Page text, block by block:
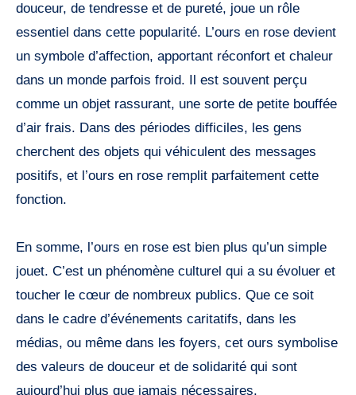
douceur, de tendresse et de pureté, joue un rôle
essentiel dans cette popularité. L’ours en rose devient
un symbole d’affection, apportant réconfort et chaleur
dans un monde parfois froid. Il est souvent perçu
comme un objet rassurant, une sorte de petite bouffée
d’air frais. Dans des périodes difficiles, les gens
cherchent des objets qui véhiculent des messages
positifs, et l’ours en rose remplit parfaitement cette
fonction.
En somme, l’ours en rose est bien plus qu’un simple
jouet. C’est un phénomène culturel qui a su évoluer et
toucher le cœur de nombreux publics. Que ce soit
dans le cadre d’événements caritatifs, dans les
médias, ou même dans les foyers, cet ours symbolise
des valeurs de douceur et de solidarité qui sont
aujourd’hui plus que jamais nécessaires.